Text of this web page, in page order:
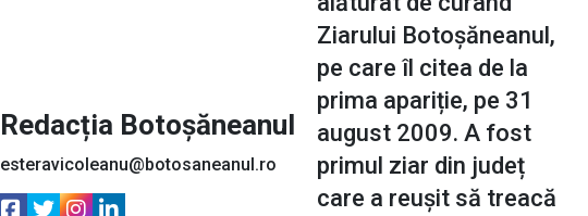
Redacția Botoșăneanul
esteravicoleanu@botosaneanul.ro
Ziarului Botoșăneanul,
pe care îl citea de la
prima apariție, pe 31
august 2009. A fost
primul ziar din județ
care a reușit să treacă